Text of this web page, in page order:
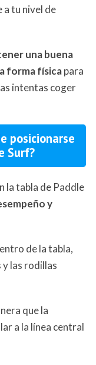
a tu nivel de
una buena
forma físicapara
intentas coger
posicionarse
Surf?
la tabla de Paddle
y
de la tabla,
y las rodillas
que la
a la línea central